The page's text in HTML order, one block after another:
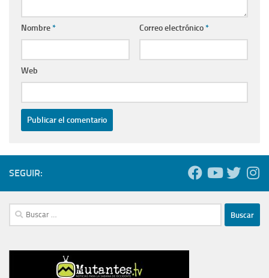
Nombre* Correo electrónico*
Web
SEGUIR:
Buscar: